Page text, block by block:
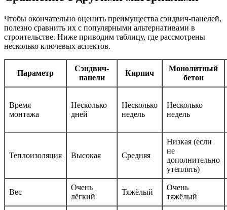
Чтобы окончательно оценить преимущества сэндвич-панелей,
полезно сравнить их с популярными альтернативами в
строительстве. Ниже приводим таблицу, где рассмотрены
несколько ключевых аспектов.
Параметр
Сэндвич-
панели
Кирпич
Монолитный
бетон
Время
монтажа
Несколько
дней
Несколько
недель
Несколько
недель
Теплоизоляция Высокая Средняя
Низкая (если
не
дополнительно
утеплять)
Вес
Очень
лёгкий
Тяжёлый
Очень
тяжёлый